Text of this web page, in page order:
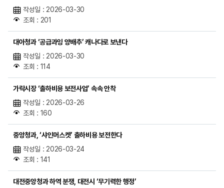
작성일 : 2026-03-30
조회 : 201
대아청과 ‘공급과잉 양배추’ 캐나다로 보낸다
작성일 : 2026-03-30
조회 : 114
가락시장 ‘출하비용 보전사업’ 속속 안착
작성일 : 2026-03-26
조회 : 160
중앙청과, ‘샤인머스켓’ 출하비용 보전한다
작성일 : 2026-03-24
조회 : 141
대전중앙청과 하역 분쟁, 대전시 ‘무기력한 행정’